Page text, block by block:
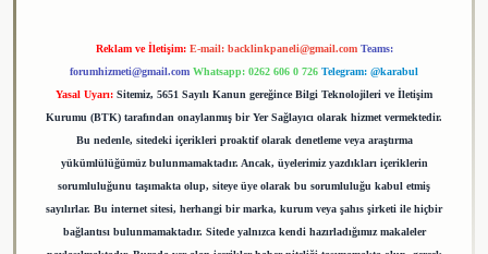
Reklam ve İletişim: E-mail: backlinkpaneli@gmail.com Teams:
forumhizmeti@gmail.com Whatsapp: 0262 606 0 726 Telegram: @karabul
Yasal Uyarı: Sitemiz, 5651 Sayılı Kanun gereğince Bilgi Teknolojileri ve İletişim
Kurumu (BTK) tarafından onaylanmış bir Yer Sağlayıcı olarak hizmet vermektedir.
Bu nedenle, sitedeki içerikleri proaktif olarak denetleme veya araştırma
yükümlülüğümüz bulunmamaktadır. Ancak, üyelerimiz yazdıkları içeriklerin
sorumluluğunu taşımakta olup, siteye üye olarak bu sorumluluğu kabul etmiş
sayılırlar. Bu internet sitesi, herhangi bir marka, kurum veya şahıs şirketi ile hiçbir
bağlantısı bulunmamaktadır. Sitede yalnızca kendi hazırladığımız makaleler